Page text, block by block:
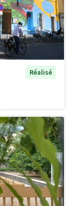
Réalisé